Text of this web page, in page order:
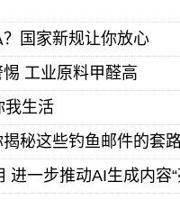
国家新规让你放心
工业原料甲醛高
我生活
秘这些钓鱼邮件的套
一步推动AI生成内容“